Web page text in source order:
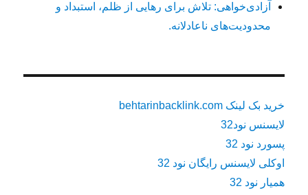
آزادی‌خواهی: تلاش برای رهایی از ظلم، استبداد و
محدودیت‌های ناعادلانه.
خرید بک لینک behtarinbacklink.com
لایسنس نود32
پسورد نود 32
اوکلی لایسنس رایگان نود 32
همیار نود 32